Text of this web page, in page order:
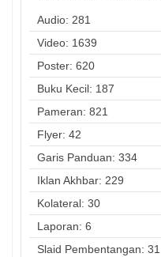
Audio: 281
Video: 1639
Poster: 620
Buku Kecil: 187
Pameran: 821
Flyer: 42
Garis Panduan: 334
Iklan Akhbar: 229
Kolateral: 30
Laporan: 6
Slaid Pembentangan: 31